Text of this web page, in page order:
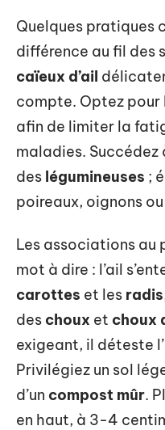
Quelques pratiques
différence au fil des
caïeux d’ail
compte. Optez pour
afin de limiter la
maladies. Succédez
des légumineuses ;
poireaux, oignons
Les associations au
mot à dire : l’ail
carottes et les radis
des choux et choux
exigeant, il déteste
Privilégiez un sol
d’un compost mûr.
en haut, à 3-4